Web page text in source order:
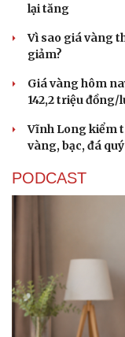
lại tăng
Vì sao giá vàng
giảm?
Giá vàng hôm
142,2 triệu đồng/
Vĩnh Long kiểm
vàng, bạc, đá
PODCAST